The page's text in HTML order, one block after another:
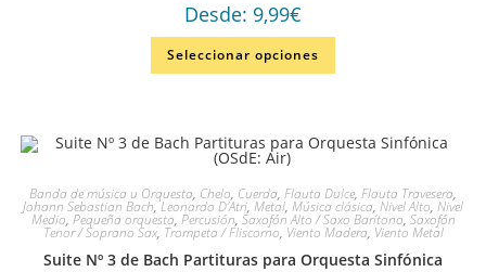
Desde: 9,99€
Seleccionar opciones
Banda de música u Orquesta, Chelo, Cuerda, Flauta Dulce, Flauta Travesera,
Johann Sebastian Bach,Leonardo D'Atri, Metal, Música clásica, Nivel Alto, Nivel
Medio, Pequeña orquesta, Percusión, Saxofón Alto / Saxo Barítono, Saxofón
Tenor / Soprano Sax, Trompeta / Fliscorno, Viento Madera, Viento Metal
Suite Nº 3 de Bach Partituras para Orquesta Sinfónica